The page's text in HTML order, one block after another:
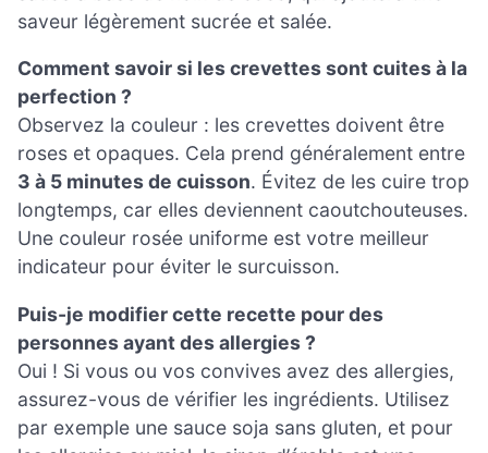
saveur légèrement sucrée et salée.
Comment savoir si les crevettes sont cuites à la
perfection ?
Observez la couleur : les crevettes doivent être
roses et opaques. Cela prend généralement entre
3 à 5 minutes de cuisson. Évitez de les cuire trop
longtemps, car elles deviennent caoutchouteuses.
Une couleur rosée uniforme est votre meilleur
indicateur pour éviter le surcuisson.
Puis-je modifier cette recette pour des
personnes ayant des allergies ?
Oui ! Si vous ou vos convives avez des allergies,
assurez-vous de vérifier les ingrédients. Utilisez
par exemple une sauce soja sans gluten, et pour